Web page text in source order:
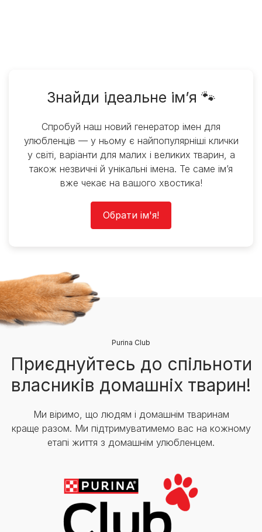
Знайди ідеальне ім’я 🐾
Спробуй наш новий генератор імен для
улюбленців — у ньому є найпопулярніші клички
у світі, варіанти для малих і великих тварин, а
також незвичні й унікальні імена. Те саме ім’я
вже чекає на вашого хвостика!
Обрати ім'я!
Purina Club
Приєднуйтесь до спільноти
власників домашніх тварин!
Ми віримо, що людям і домашнім тваринам
краще разом. Ми підтримуватимемо вас на кожному
етапі життя з домашнім улюбленцем.